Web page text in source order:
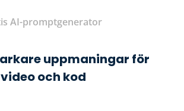
AI-promptgenerator
uppmaningar för
och kod